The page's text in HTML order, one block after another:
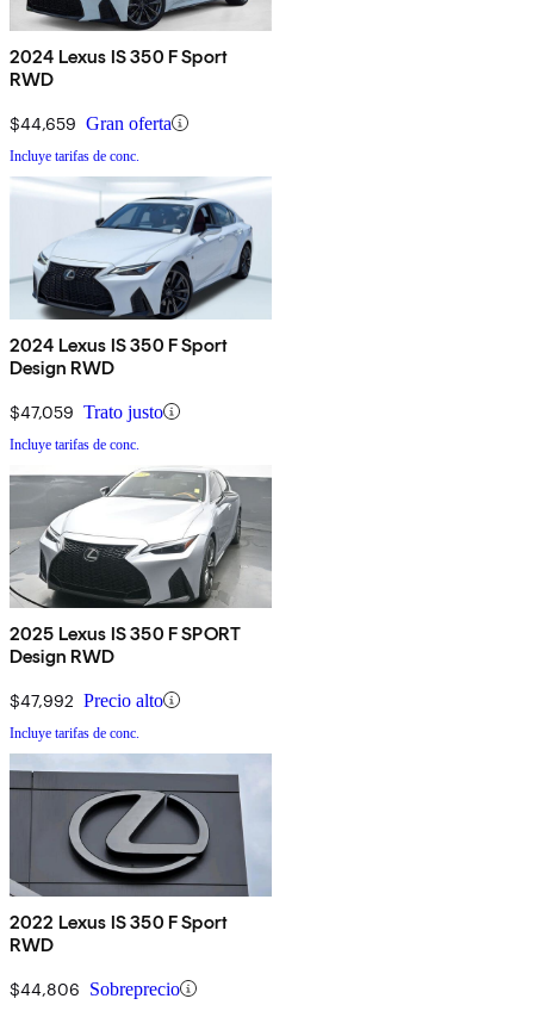
2024 Lexus IS 350 F Sport
RWD
$44,659 Gran oferta
Incluye tarifas de conc.
2024 Lexus IS 350 F Sport
Design RWD
$47,059 Trato justo
Incluye tarifas de conc.
2025 Lexus IS 350 F SPORT
Design RWD
$47,992 Precio alto
Incluye tarifas de conc.
2022 Lexus IS 350 F Sport
RWD
$44,806 Sobreprecio